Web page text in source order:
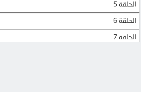
الحلقة 5
الحلقة 6
الحلقة 7